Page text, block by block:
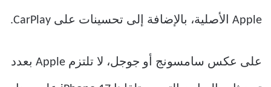
Apple الأصلية، بالإضافة إلى تحسينات على CarPlay.
على عكس سامسونج أو جوجل، لا تلتزم Apple بعدد